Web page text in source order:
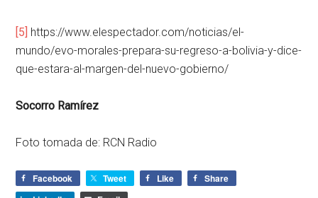
[5] https://www.elespectador.com/noticias/el-
mundo/evo-morales-prepara-su-regreso-a-bolivia-y-dice-
que-estara-al-margen-del-nuevo-gobierno/
Socorro Ramírez
Foto tomada de: RCN Radio
Facebook Tweet Like
Share